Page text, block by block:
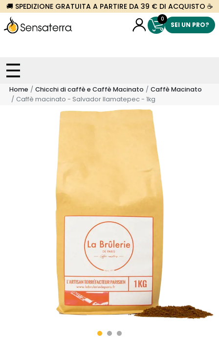
🚚 SPEDIZIONE GRATUITA A PARTIRE DA 39 € DI ACQUISTO ☕
0
SEI UN PRO?
Home Chicchi di caffè e Caffè Macinato
Caffè Macinato
Caffè macinato - Salvador Ilamatepec - 1kg